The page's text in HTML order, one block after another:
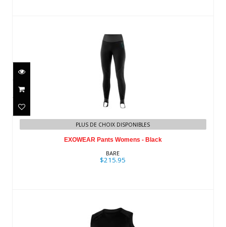
EXOWEAR Pants Womens - Black
$215.95
PLUS DE CHOIX DISPONIBLES
EXOWEAR Pants Womens - Black
BARE
$215.95